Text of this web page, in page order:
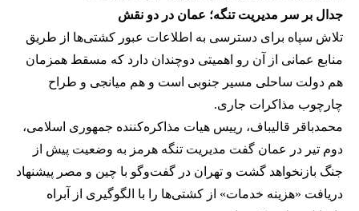
جدال بر سر مدیریت تنگه؛ عمان در دو نقش
تلاش سپاه برای دسترسی به اطلاعات عبور کشتی‌ها از طریق
منابع عمانی از آن رو اهمیتی دوچندان دارد که مسقط همزمان
هم دولت ساحلی مسیر جنوبی است و هم میانجی و طراح
چارچوب مذاکرات جاری.
محمدباقر قالیباف، رییس هیات مذاکره‌کننده جمهوری اسلامی،
دوم تیر در عمان گفت مدیریت تنگه هرمز به وضعیت پیش از
جنگ بازنخواهد گشت و تهران در گفت‌وگو با چین و مصر پیشنهاد
دریافت «هزینه خدمات» از کشتی‌ها را با الگوگیری از آبراه